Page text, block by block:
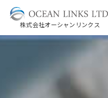
株式会社オーシャンリンクス